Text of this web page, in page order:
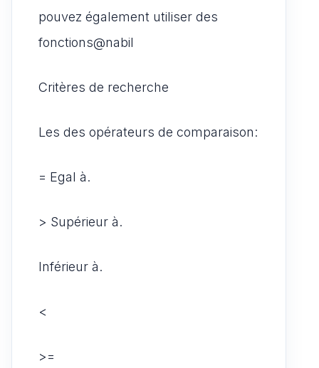
pouvez également utiliser des
fonctions@nabil
Critères de recherche
Les des opérateurs de comparaison:
= Egal à.
> Supérieur à.
Inférieur à.
<
>=